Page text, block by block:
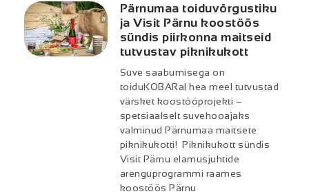
Pärnumaa toiduvõrgustiku
ja Visit Pärnu koostöös
sündis piirkonna maitseid
tutvustav piknikukott
Suve saabumisega on
toiduKOBARal hea meel tutvustad
värsket koostööprojekti –
spetsiaalselt suvehooajaks
valminud Pärnumaa maitsete
piknikukotti! Piknikukott sündis
Visit Pärnu elamusjuhtide
arenguprogrammi raames
koostöös Pärnu